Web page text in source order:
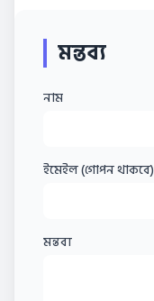
মন্তব্য
নাম
ইমেইল (গোপন থাকবে)
মন্তব্য